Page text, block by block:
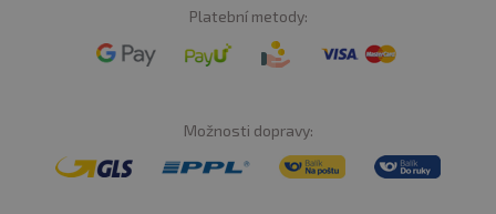
Platební metody:
Možnosti dopravy: